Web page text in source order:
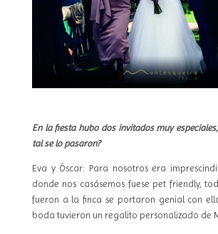
En la fiesta hubo dos invitados muy
tal se lo pasaron?
Eva y Óscar: Para nosotros era
donde nos casásemos fuese pet friendly,
fueron a la finca se portaron genial con
boda tuvieron un regalito personalizado de